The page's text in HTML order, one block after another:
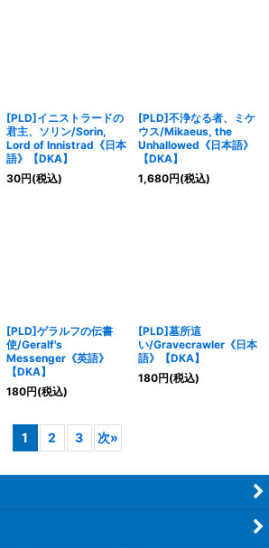
[PLD]イニストラードの
君主、ソリン/Sorin,
Lord of Innistrad《日本
語》【DKA】
30円(税込)
[PLD]不浄なる者、ミケ
ウス/Mikaeus, the
Unhallowed《日本語》
【DKA】
1,680円(税込)
[PLD]ゲラルフの伝書
使/Geralf's
Messenger《英語》
【DKA】
180円(税込)
[PLD]墓所這
い/Gravecrawler《日本
語》【DKA】
180円(税込)
1 2 3 次»